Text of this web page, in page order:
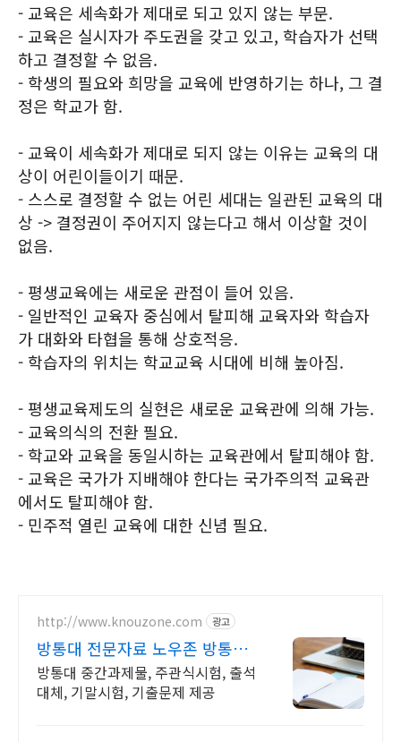
- 교육은 세속화가 제대로 되고 있지 않는 부문.
- 교육은 실시자가 주도권을 갖고 있고, 학습자가 선택
하고 결정할 수 없음.
- 학생의 필요와 희망을 교육에 반영하기는 하나, 그 결
정은 학교가 함.
- 교육이 세속화가 제대로 되지 않는 이유는 교육의 대
상이 어린이들이기 때문.
- 스스로 결정할 수 없는 어린 세대는 일관된 교육의 대
상 -> 결정권이 주어지지 않는다고 해서 이상할 것이
없음.
- 평생교육에는 새로운 관점이 들어 있음.
- 일반적인 교육자 중심에서 탈피해 교육자와 학습자
가 대화와 타협을 통해 상호적응.
- 학습자의 위치는 학교교육 시대에 비해 높아짐.
- 평생교육제도의 실현은 새로운 교육관에 의해 가능.
- 교육의식의 전환 필요.
- 학교와 교육을 동일시하는 교육관에서 탈피해야 함.
- 교육은 국가가 지배해야 한다는 국가주의적 교육관
에서도 탈피해야 함.
- 민주적 열린 교육에 대한 신념 필요.
http://www.knouzone.com 광고
방통대 전문자료 노우존 방통대
자료포털 NO.1
방통대 중간과제물, 주관식시험, 출석
대체, 기말시험, 기출문제 제공